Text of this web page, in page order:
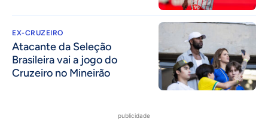
EX-CRUZEIRO
Atacante da Seleção
Brasileira vai a jogo do
Cruzeiro no Mineirão
publicidade